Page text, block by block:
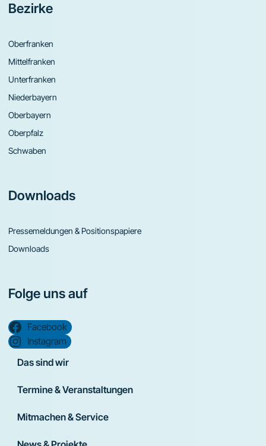
Bezirke
Oberfranken
Mittelfranken
Unterfranken
Niederbayern
Oberbayern
Oberpfalz
Schwaben
Downloads
Pressemeldungen & Positionspapiere
Downloads
Folge uns auf
Facebook
Instagram
Das sind wir
Termine & Veranstaltungen
Mitmachen & Service